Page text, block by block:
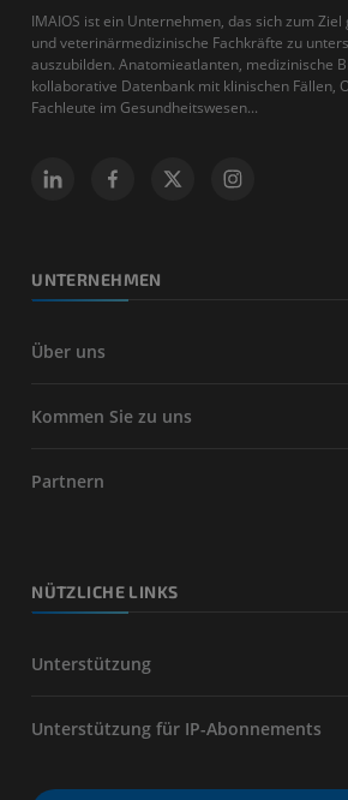
IMAIOS ist ein Unternehmen, das sich zum
und veterinärmedizinische Fachkräfte zu
auszubilden. Anatomieatlanten, medizinische
kollaborative Datenbank mit klinischen Fällen,
Fachleute im Gesundheitswesen...
UNTERNEHMEN
Über uns
Kommen Sie zu uns
Partnern
NÜTZLICHE LINKS
Unterstützung
Unterstützung für IP-Abonnements